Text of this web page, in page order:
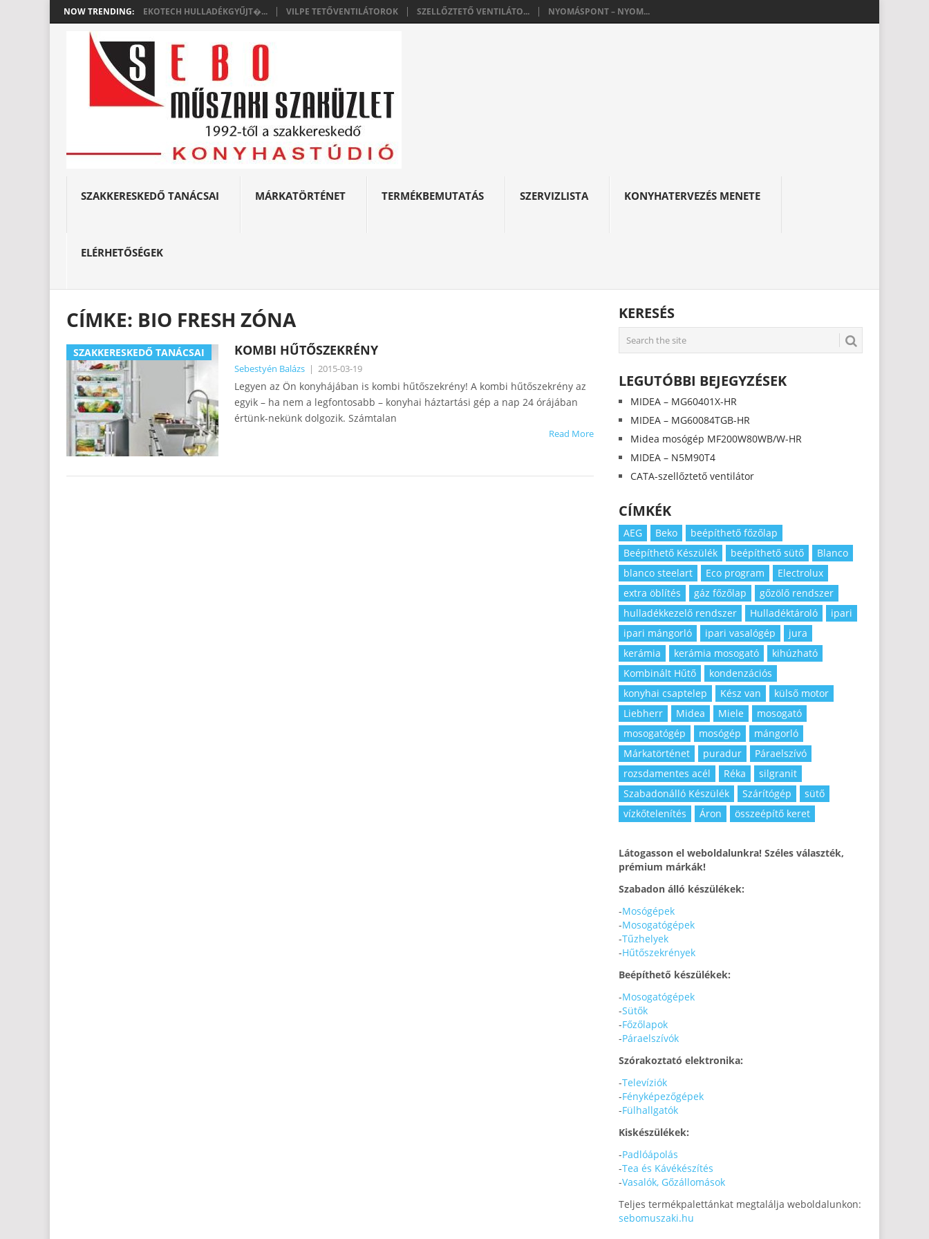
NOW TRENDING: EKOTECH HULLADÉKGYŰJT�... VILPE TETŐVENTILÁTOROK SZELLŐZTETŐ VENTILÁTO... NYOMÁSPONT – NYOM...
SZAKKERESKEDŐ TANÁCSAI MÁRKATÖRTÉNET TERMÉKBEMUTATÁS SZERVIZLISTA KONYHATERVEZÉS MENETE
ELÉRHETŐSÉGEK
CÍMKE: BIO FRESH ZÓNA
SZAKKERESKEDŐ TANÁCSAI KOMBI HŰTŐSZEKRÉNY
Sebestyén Balázs | 2015-03-19
Legyen az Ön konyhájában is kombi hűtőszekrény! A kombi hűtőszekrény az
egyik – ha nem a legfontosabb – konyhai háztartási gép a nap 24 órájában
értünk-nekünk dolgozik. Számtalan
Read More
KERESÉS
LEGUTÓBBI BEJEGYZÉSEK
MIDEA – MG60401X-HR
MIDEA – MG60084TGB-HR
Midea mosógép MF200W80WB/W-HR
MIDEA – N5M90T4
CATA-szellőztető ventilátor
CÍMKÉK
AEG Beko
beépíthető főzőlap
Beépíthető Készülék
beépíthető sütő
Blanco
blanco steelart
Eco program
Electrolux
extra öblítés
gáz főzőlap
gőzölő rendszer
hulladékkezelő rendszer
Hulladéktároló
ipari
ipari mángorló
ipari vasalógép
jura
kerámia
kerámia mosogató
kihúzható
Kombinált Hűtő
kondenzációs
konyhai csaptelep
Kész van
külső motor
Liebherr
Midea Miele
mosogató
mosogatógép
mosógép
mángorló
Márkatörténet
puradur
Páraelszívó
rozsdamentes acél
Réka
silgranit
Szabadonálló Készülék
Szárítógép
sütő
vízkőtelenítés
Áron összeépítő keret
Látogasson el weboldalunkra! Széles választék,
prémium márkák!
Szabadon álló készülékek:
-Mosógépek
-Mosogatógépek
-Tűzhelyek
-Hűtőszekrények
Beépíthető készülékek:
-Mosogatógépek
-Sütők
-Főzőlapok
-Páraelszívók
Szórakoztató elektronika:
-Televíziók
-Fényképezőgépek
-Fülhallgatók
Kiskészülékek:
-Padlóápolás
-Tea és Kávékészítés
-Vasalók, Gőzállomások
Teljes termékpalettánkat megtalálja weboldalunkon:
sebomuszaki.hu